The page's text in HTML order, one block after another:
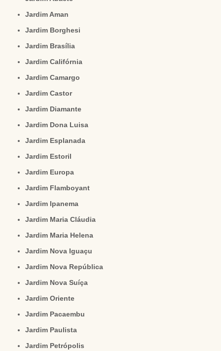
Jardim Aman
Jardim Borghesi
Jardim Brasília
Jardim Califórnia
Jardim Camargo
Jardim Castor
Jardim Diamante
Jardim Dona Luisa
Jardim Esplanada
Jardim Estoril
Jardim Europa
Jardim Flamboyant
Jardim Ipanema
Jardim Maria Cláudia
Jardim Maria Helena
Jardim Nova Iguaçu
Jardim Nova República
Jardim Nova Suíça
Jardim Oriente
Jardim Pacaembu
Jardim Paulista
Jardim Petrópolis